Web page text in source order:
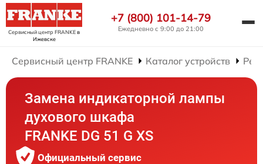
Сервисный центр FRANKEв
Ижевске
+7 (800) 101-14-79
Ежедневно с 9:00 до 21:00
Сервисный центр FRANKE Каталог устройств
Замена индикаторной лампы
духового шкафа
FRANKE DG 51 G XS
Официальный сервис